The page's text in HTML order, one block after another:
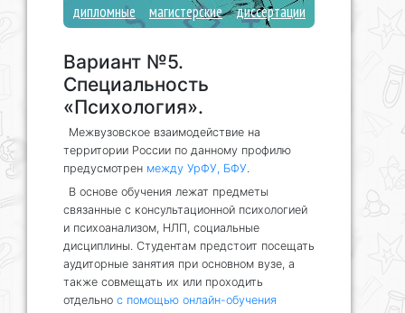
дипломные магистерские диссертации
Вариант №5.
Специальность
«Психология».
Межвузовское взаимодействие на
территории России по данному профилю
предусмотрен между УрФУ, БФУ
В основе обучения лежат предметы
связанные с консультационной психологией
и психоанализом, НЛП, социальные
дисциплины. Студентам предстоит посещать
аудиторные занятия при основном вузе, а
также совмещать их или проходить
отдельно с помощью онлайн-обучения